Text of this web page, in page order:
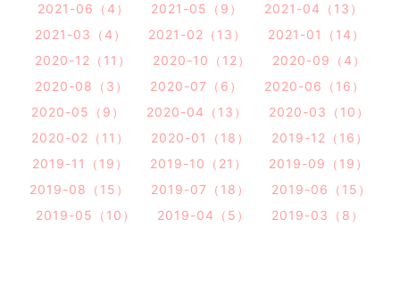
2021-06（4）
2021-05（9）
2021-04（13）
2021-03（4）
2021-02（13）
2021-01（14）
2020-12（11）
2020-10（12）
2020-09（4）
2020-08（3）
2020-07（6）
2020-06（16）
2020-05（9）
2020-04（13）
2020-03（10）
2020-02（11）
2020-01（18）
2019-12（16）
2019-11（19）
2019-10（21）
2019-09（19）
2019-08（15）
2019-07（18）
2019-06（15）
2019-05（10）
2019-04（5） 2019-03（8）